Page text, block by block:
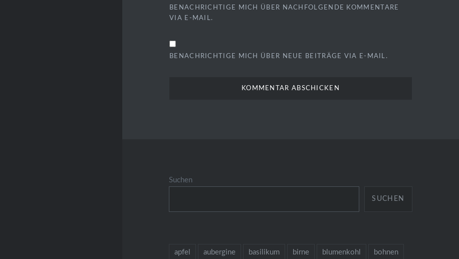
BENACHRICHTIGE MICH ÜBER NACHFOLGENDE KOMMENTARE
VIA E-MAIL.
BENACHRICHTIGE MICH ÜBER NEUE BEITRÄGE VIA E-MAIL.
Suchen
SUCHEN
apfel aubergine basilikum birne blumenkohl bohnen